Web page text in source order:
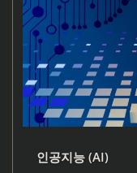
인공지능 (AI)